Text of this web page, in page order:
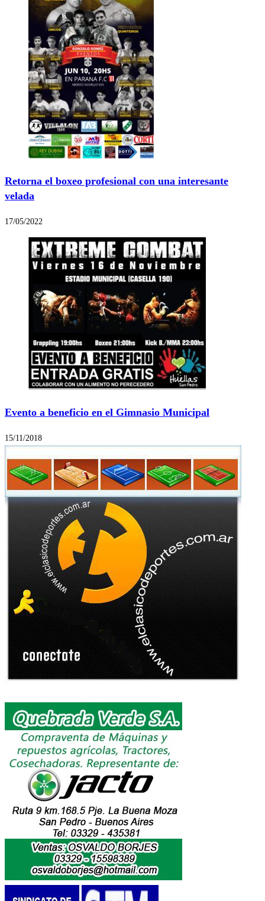
Retorna el boxeo profesional con una interesante
velada
17/05/2022
Evento a beneficio en el Gimnasio Municipal
15/11/2018